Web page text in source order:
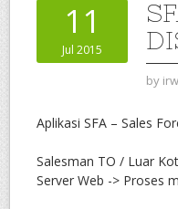
11
Jul 2015
by
Aplikasi SFA – Sales
Salesman TO / Luar
Server Web -> Proses